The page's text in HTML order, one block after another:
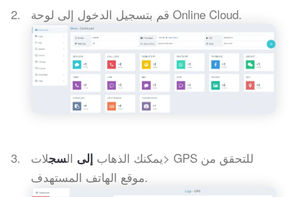
قم بتسجيل الدخول إلى لوحة Online Cloud.
يمكنك الذهاب إلى السجلات> GPS للتحقق من
موقع الهاتف المستهدف.